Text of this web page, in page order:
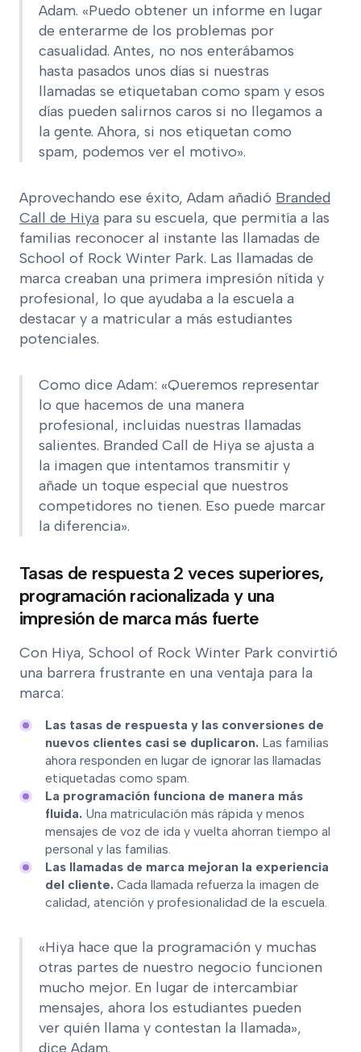
Adam. «Puedo obtener un informe en lugar
de enterarme de los problemas por
casualidad. Antes, no nos enterábamos
hasta pasados unos días si nuestras
llamadas se etiquetaban como spam y esos
días pueden salirnos caros si no llegamos a
la gente. Ahora, si nos etiquetan como
spam, podemos ver el motivo».
Aprovechando ese éxito, Adam añadió Branded
Call de Hiya para su escuela, que permitía a las
familias reconocer al instante las llamadas de
School of Rock Winter Park. Las llamadas de
marca creaban una primera impresión nítida y
profesional, lo que ayudaba a la escuela a
destacar y a matricular a más estudiantes
potenciales.
Como dice Adam: «Queremos representar
lo que hacemos de una manera
profesional, incluidas nuestras llamadas
salientes. Branded Call de Hiya se ajusta a
la imagen que intentamos transmitir y
añade un toque especial que nuestros
competidores no tienen. Eso puede marcar
la diferencia».
Tasas de respuesta 2 veces superiores,
programación racionalizada y una
impresión de marca más fuerte
Con Hiya, School of Rock Winter Park convirtió
una barrera frustrante en una ventaja para la
marca:
Las tasas de respuesta y las conversiones de
nuevos clientes casi se duplicaron. Las familias
ahora responden en lugar de ignorar las llamadas
etiquetadas como spam.
La programación funciona de manera más
fluida. Una matriculación más rápida y menos
mensajes de voz de ida y vuelta ahorran tiempo al
personal y las familias.
Las llamadas de marca mejoran la experiencia
del cliente. Cada llamada refuerza la imagen de
calidad, atención y profesionalidad de la escuela.
«Hiya hace que la programación y muchas
otras partes de nuestro negocio funcionen
mucho mejor. En lugar de intercambiar
mensajes, ahora los estudiantes pueden
ver quién llama y contestan la llamada»,
dice Adam.